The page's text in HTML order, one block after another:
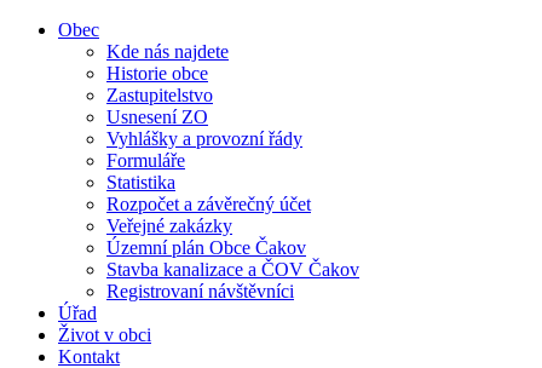
Obec
Kde nás najdete
Historie obce
Zastupitelstvo
Usnesení ZO
Vyhlášky a provozní řády
Formuláře
Statistika
Rozpočet a závěrečný účet
Veřejné zakázky
Územní plán Obce Čakov
Stavba kanalizace a ČOV Čakov
Registrovaní návštěvníci
Úřad
Život v obci
Kontakt